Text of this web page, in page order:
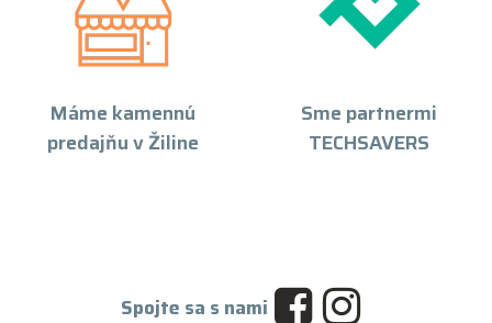
Máme kamennú
predajňu v Žiline
Sme partnermi
TECHSAVERS
Spojte sa s nami